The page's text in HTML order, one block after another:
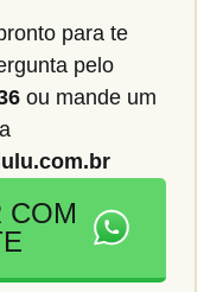
para te
pelo
ou mande um
COM